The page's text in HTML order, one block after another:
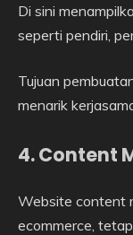
Di sini
seperti pendiri,
Tujuan
menarik
4. Content
Website content
ecommerce,